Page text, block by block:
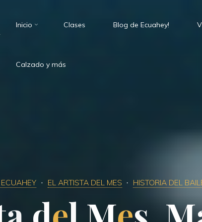
Inicio Clases Blog de Ecuahey!
Calzado y más
EL ARTISTA DEL MES HISTORIA DEL